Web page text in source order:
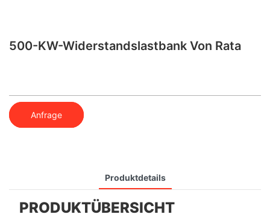
500-KW-Widerstandslastbank Von Rata
Anfrage
Produktdetails
PRODUKTÜBERSICHT